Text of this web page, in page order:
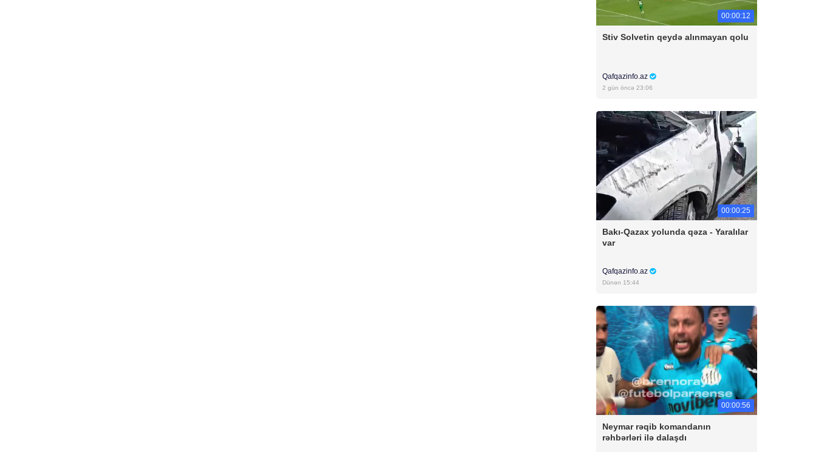
00:00:12
Stiv Solvetin qeydə alınmayan qolu
Qafqazinfo.az
2 gün öncə 23:06
00:00:25
Bakı-Qazax yolunda qəza - Yaralılar
var
Qafqazinfo.az
Dünən 15:44
00:00:56
Neymar rəqib komandanın
rəhbərləri ilə dalaşdı